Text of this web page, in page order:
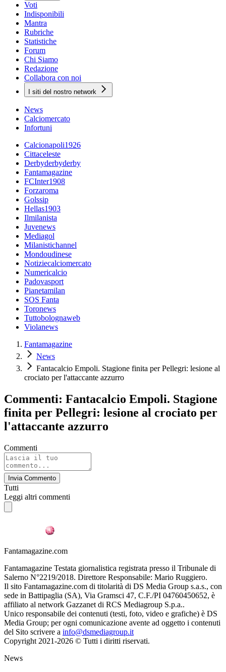
Voti
Indisponibili
Mantra
Rubriche
Statistiche
Forum
Chi Siamo
Redazione
Collabora con noi
I siti del nostro network
News
Calciomercato
Infortuni
Calcionapoli1926
Cittaceleste
Derbyderbyderby
Fantamagazine
FCInter1908
Forzaroma
Golssip
Hellas1903
Ilmilanista
Juvenews
Mediagol
Milanistichannel
Mondoudinese
Notiziecalciomercato
Numericalcio
Padovasport
Pianetamilan
SOS Fanta
Toronews
Tuttobolognaweb
Violanews
Fantamagazine
News
Fantacalcio Empoli. Stagione finita per Pellegri: lesione al
crociato per l'attaccante azzurro
Commenti: Fantacalcio Empoli. Stagione
finita per Pellegri: lesione al crociato per
l'attaccante azzurro
Commenti
Invia Commento
Tutti
Leggi altri commenti
Fantamagazine.com
Fantamagazine Testata giornalistica registrata presso il Tribunale di
Salerno N°2219/2018. Direttore Responsabile: Mario Ruggiero.
Il sito Fantamagazine.com di titolarità di DS Media Group s.a.s., con
sede in Battipaglia (SA), Via Gramsci 47, C.F./PI 04760450652, è
affiliato al network Gazzanet di RCS Mediagroup S.p.a..
Unico responsabile dei contenuti (testi, foto, video e grafiche) è DS
Media Group; per ogni comunicazione avente ad oggetto i contenuti
del Sito scrivere a info@dsmediagroup.it
Copyright 2021-2026 © Tutti i diritti riservati.
News